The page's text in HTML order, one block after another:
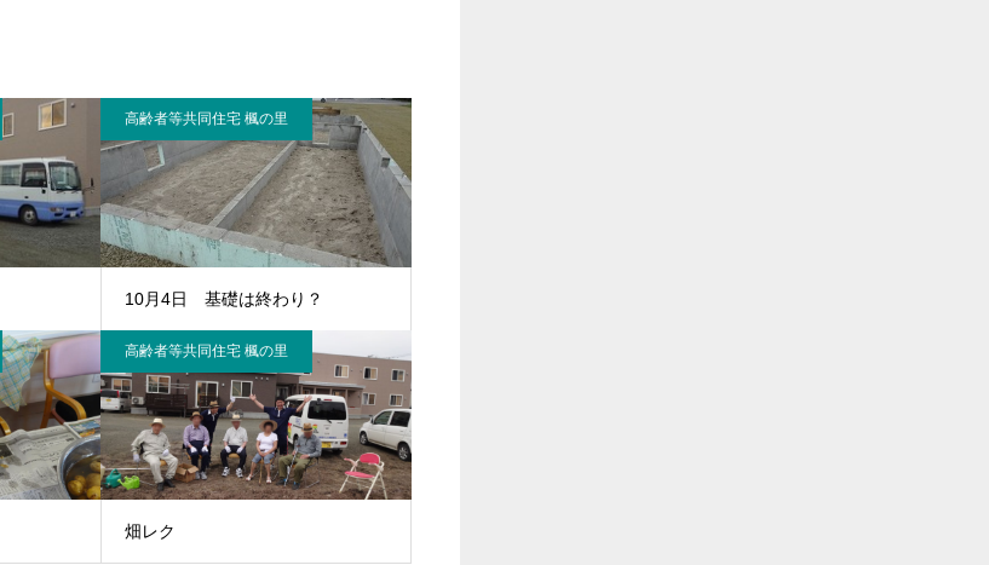
高齢者等共同住宅 楓の里
10月4日 基礎は終わり？
高齢者等共同住宅 楓の里
畑レク